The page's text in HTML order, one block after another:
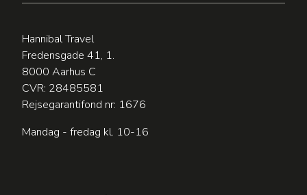
Hannibal Travel
Fredensgade 41, 1.
8000 Aarhus C
CVR: 28485581
Rejsegarantifond nr: 1676
Mandag - fredag kl. 10-16